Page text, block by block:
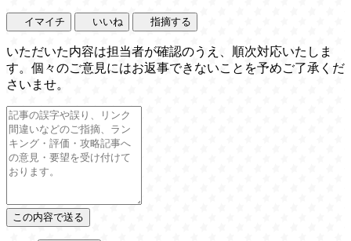
イマイチ いいね 指摘する
いただいた内容は担当者が確認のうえ、順次対応いたしま
す。個々のご意見にはお返事できないことを予めご了承くだ
さいませ。